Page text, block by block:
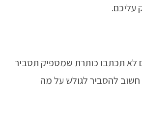
עליכם.
לא תכתבו כותרת שמספיק תסביר
להסביר לגולש על מה